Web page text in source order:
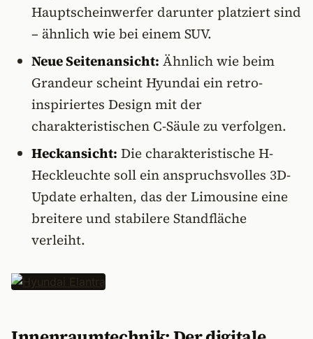
Hauptscheinwerfer darunter platziert sind
– ähnlich wie bei einem SUV.
Neue Seitenansicht: Ähnlich wie beim
Grandeur scheint Hyundai ein retro-
inspiriertes Design mit der
charakteristischen C-Säule zu verfolgen.
Heckansicht: Die charakteristische H-
Heckleuchte soll ein anspruchsvolles 3D-
Update erhalten, das der Limousine eine
breitere und stabilere Standfläche
verleiht.